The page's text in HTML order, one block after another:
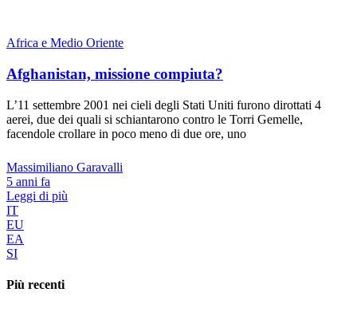
Africa e Medio Oriente
Afghanistan, missione compiuta?
L’11 settembre 2001 nei cieli degli Stati Uniti furono dirottati 4
aerei, due dei quali si schiantarono contro le Torri Gemelle,
facendole crollare in poco meno di due ore, uno
Massimiliano Garavalli
5 anni fa
Leggi di più
IT
EU
EA
SI
Più recenti